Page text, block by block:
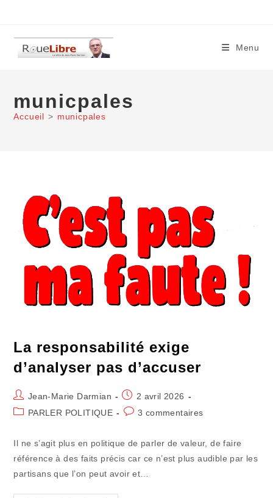
content
Menu
municpales
Accueil > municpales
La responsabilité exige
d’analyser pas d’accuser
Auteur/autrice
de
Jean-Marie Darmian
Publication
publiée :
2 avril 2026
PostPARLER POLITIQUE
Commentaires
publication :
3 commentaires
Il ne s’agit plus en politique de parler de valeur, de faire
référence à des faits précis car ce n’est plus audible par les
partisans que l’on peut avoir et…